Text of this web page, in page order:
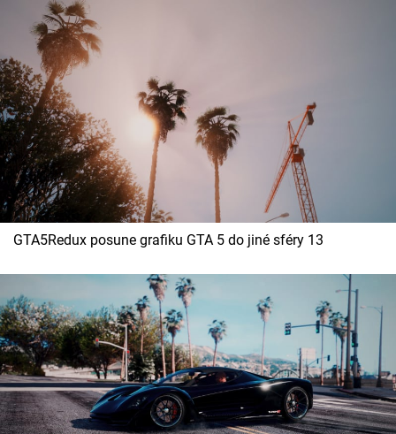
GTA5Redux posune grafiku GTA 5 do jiné sféry 13